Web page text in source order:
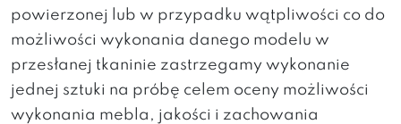
powierzonej lub w przypadku wątpliwości co do
możliwości wykonania danego modelu w
przesłanej tkaninie zastrzegamy wykonanie
jednej sztuki na próbę celem oceny możliwości
wykonania mebla, jakości i zachowania